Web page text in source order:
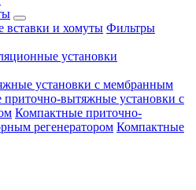
вставки и хомуты Фильтры
установки
установки с мембранным
вытяжные установки с
Компактные приточно-
регенератором Компактные